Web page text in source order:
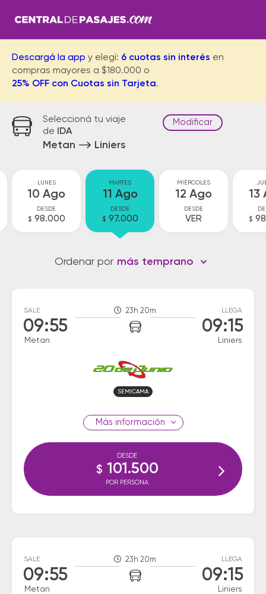
Descargá la app y elegí: 6 cuotas sin interés en
compras mayores a $180.000 o
25% OFF con Cuotas sin Tarjeta.
Seleccioná tu viaje
de
IDA
Metan Liniers
Modificar
LUNES
10 Ago
DESDE
$ 98.000
MARTES
11 Ago
DESDE
$ 97.000
MIÉRCOLES
12 Ago
DESDE
VER
13
$
Ordenar por más temprano
SALE
09:55
Metan
23h 20m LLEGA
09:15
Liniers
SEMICAMA
información
DESDE
$ 101.500
POR PERSONA
SALE
09:55
Metan
23h 20m LLEGA
09:15
Liniers